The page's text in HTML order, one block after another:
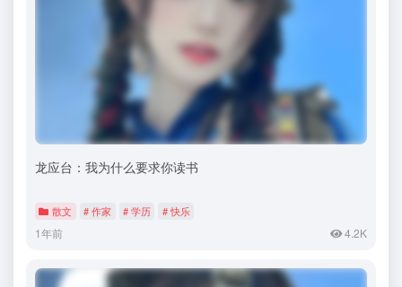
龙应台：我为什么要求你读书
散文 # 作家 # 学历 # 快乐
1年前 4.2K